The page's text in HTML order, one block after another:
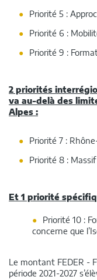
Priorité 5 :
Priorité 6 :
Priorité 9 :
2 priorités
va au-delà des
Alpes :
Priorité 7 :
Priorité 8 :
Et 1 priorité
Priorité 10 :
concerne que
Le montant FEDER -
période 2021-2027